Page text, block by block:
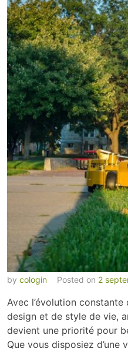
by cologin Posted on 2
Avec l’évolution
design et de style de vie,
devient une priorité pour
Que vous disposiez d’une